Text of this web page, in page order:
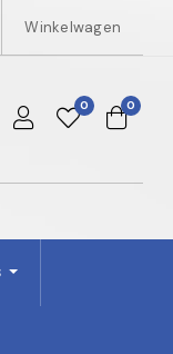
Winkelwagen
0 0